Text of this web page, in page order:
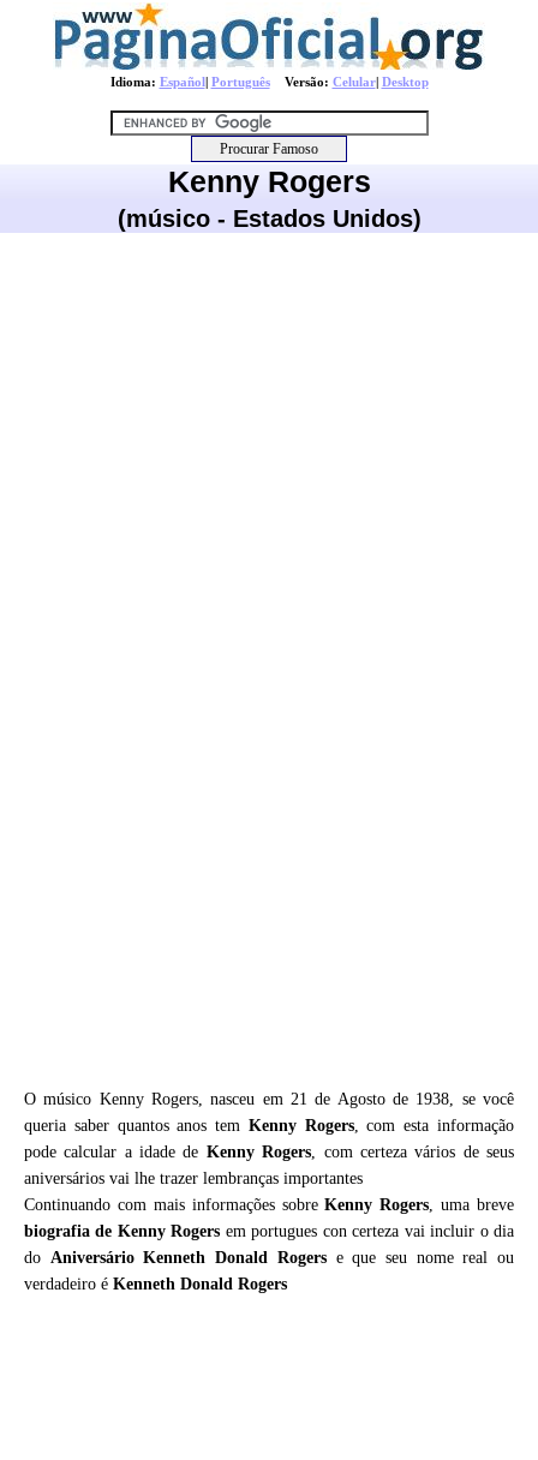
Idioma: Español| PortuguêsVersão: Celular| Desktop
Kenny Rogers
(músico - Estados Unidos)
O músico Kenny Rogers, nasceu em 21 de Agosto de 1938, se você
queria saber quantos anos tem Kenny Rogers, com esta informação
pode calcular a idade de Kenny Rogers, com certeza vários de seus
aniversários vai lhe trazer lembranças importantes
Continuando com mais informações sobreKenny Rogers, uma breve
biografia de Kenny Rogers em portugues con certeza vai incluir o dia
do Aniversário Kenneth Donald Rogerse que seu nome real ou
verdadeiro é Kenneth Donald Rogers